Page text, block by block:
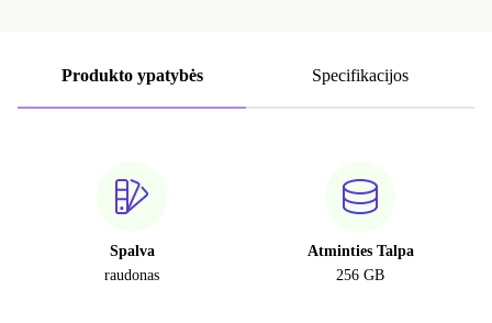
Produkto ypatybės Specifikacijos
Spalva
raudonas
Atminties Talpa
256 GB